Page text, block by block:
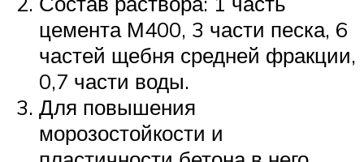
цемента М400, 3 части песка, 6
частей щебня средней фракции,
0,7 части воды.
Для повышения
морозостойкости и